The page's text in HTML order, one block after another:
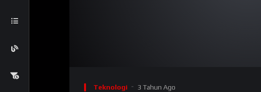
Teknologi 3 Tahun Ago